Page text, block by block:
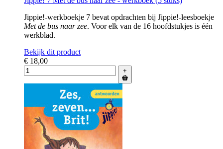
Jippie!-werkboekje 7 bevat opdrachten bij Jippie!-leesboekje
Met de bus naar zee. Voor elk van de 16 hoofdstukjes is één
werkblad.
Bekijk dit product
€ 18,00
+